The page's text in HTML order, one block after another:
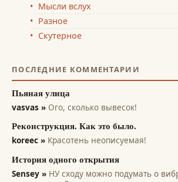
Мысли вслух
Разное
Скутерное
ПОСЛЕДНИЕ КОММЕНТАРИИ
Пьяная улица
vasvas » Ого, сколько вывесок!
Реконструкция. Как это было.
koreec » Красотень неописуемая!
История одного открытия
Sensey »